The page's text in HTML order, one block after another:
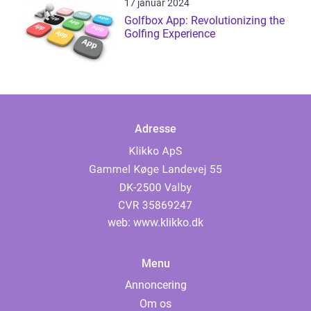
17 januar 2024
Golfbox App: Revolutionizing the
Golfing Experience
Adresse
web: www.klikko.dk
Menu
Annoncering
Om os